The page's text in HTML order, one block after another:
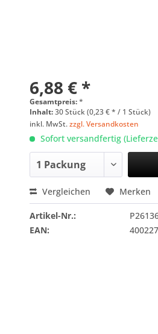
6,88 € *
Gesamtpreis:*
Inhalt:30 Stück (0,23 € * / 1 Stück)
inkl. MwSt.zzgl. Versandkosten
Sofort versandfertig
Vergleichen Merken
Artikel-Nr.:
EAN: